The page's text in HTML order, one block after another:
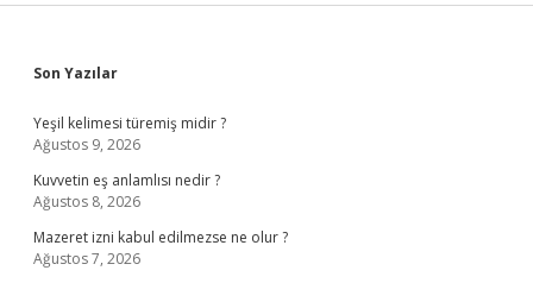
Sidebar
Son Yazılar
Yeşil kelimesi türemiş midir ?
Ağustos 9, 2026
Kuvvetin eş anlamlısı nedir ?
Ağustos 8, 2026
Mazeret izni kabul edilmezse ne olur ?
Ağustos 7, 2026